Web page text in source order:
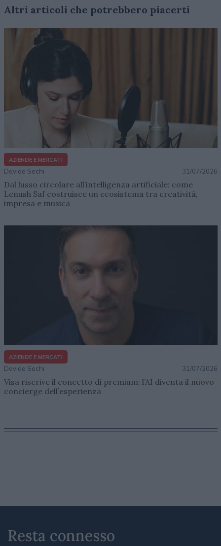
Altri articoli che potrebbero piacerti
AZIENDE E MERCATI
Davide Sechi 31/07/2026
Dal lusso circolare all’intelligenza artificiale: come
Lenush Saf costruisce un ecosistema tra creatività,
impresa e musica
AZIENDE E MERCATI
Davide Sechi 31/07/2026
Visa riscrive il concetto di premium: l’AI diventa il nuovo
concierge dell’esperienza
Resta connesso